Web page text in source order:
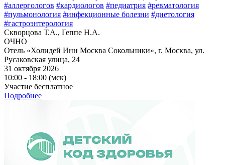
#аллергологов #кардиологов #педиатрия #ревматология
#пульмонология #инфекционные болезни #диетология
#гастроэнтерология
Скворцова Т.А., Геппе Н.А.
ОЧНО
Отель «Холидей Инн Москва Сокольники», г. Москва, ул.
Русаковская улица, 24
31 октября 2026
10:00 - 18:00 (мск)
Участие бесплатное
Подробнее